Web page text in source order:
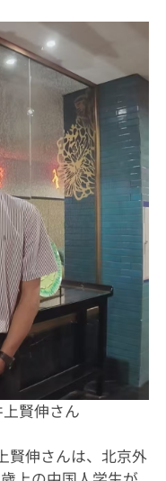
賢伸さん
賢伸さんは、北京外